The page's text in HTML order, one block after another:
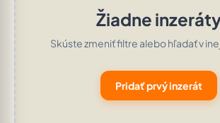
Žiadne
Skúste zmeniť filtre alebo hľadať v
Pridať prvý inzerát